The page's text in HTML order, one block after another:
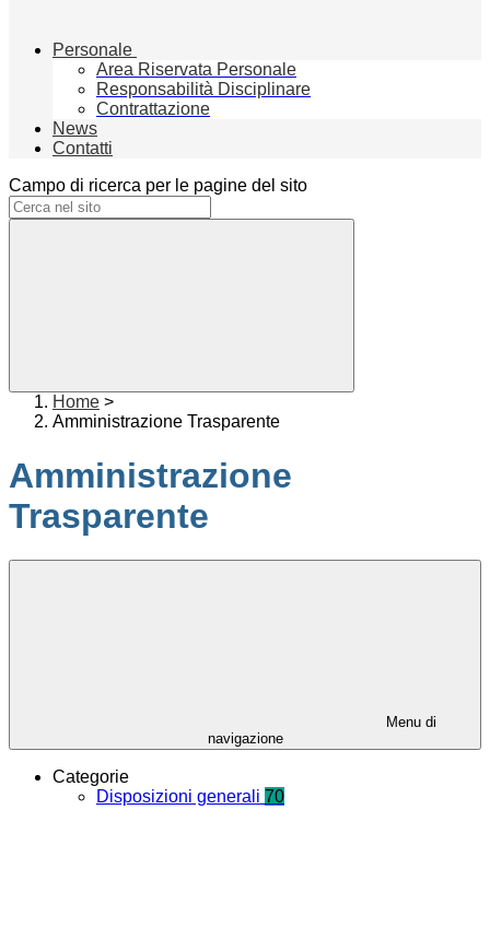
Personale
Area Riservata Personale
Responsabilità Disciplinare
Contrattazione
News
Contatti
Campo di ricerca per le pagine del sito
Home >
Amministrazione Trasparente
Amministrazione
Trasparente
Menu di
navigazione
Categorie
Disposizioni generali 70